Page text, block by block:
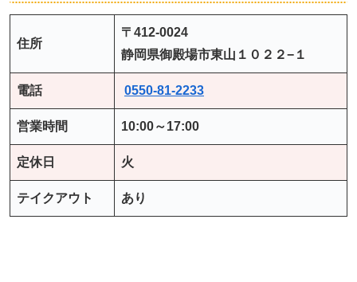
住所
〒412-0024
静岡県御殿場市東山１０２２−１
電話 0550-81-2233
営業時間 10:00～17:00
定休日 火
テイクアウト あり